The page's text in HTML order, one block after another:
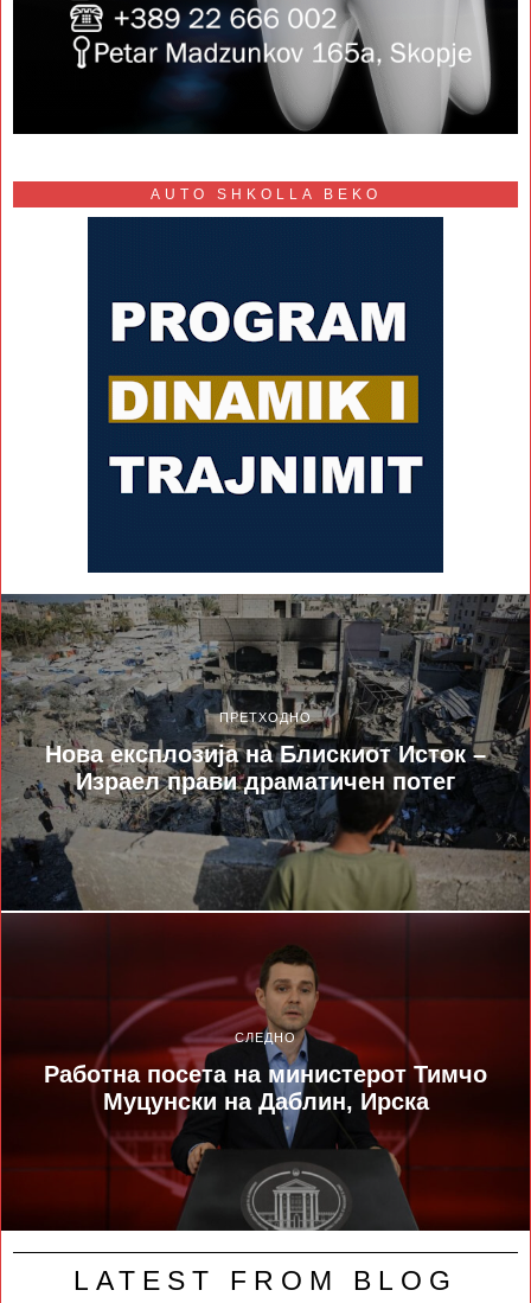
AUTO SHKOLLA BEKO
ПРЕТХОДНО
Нова експлозија на Блискиот Исток –
Израел прави драматичен потег
СЛЕДНО
Работна посета на министерот Тимчо
Муцунски на Даблин, Ирска
LATEST FROM BLOG